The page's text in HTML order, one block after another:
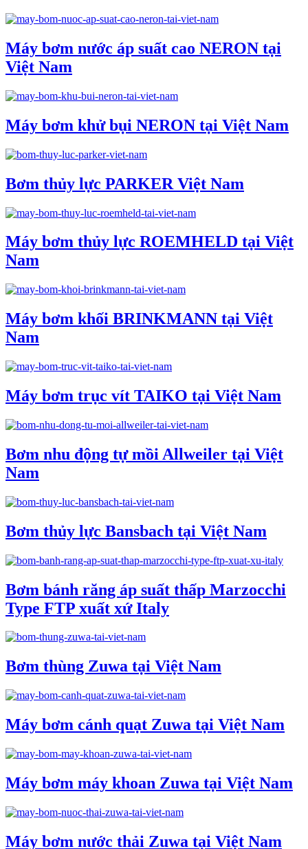
Máy bơm nước áp suất cao NERON tại
Việt Nam
Máy bơm khử bụi NERON tại Việt Nam
Bơm thủy lực PARKER Việt Nam
Máy bơm thủy lực ROEMHELD tại Việt
Nam
Máy bơm khối BRINKMANN tại Việt
Nam
Máy bơm trục vít TAIKO tại Việt Nam
Bơm nhu động tự mồi Allweiler tại Việt
Nam
Bơm thủy lực Bansbach tại Việt Nam
Bơm bánh răng áp suất thấp Marzocchi
Type FTP xuất xứ Italy
Bơm thùng Zuwa tại Việt Nam
Máy bơm cánh quạt Zuwa tại Việt Nam
Máy bơm máy khoan Zuwa tại Việt Nam
Máy bơm nước thải Zuwa tại Việt Nam